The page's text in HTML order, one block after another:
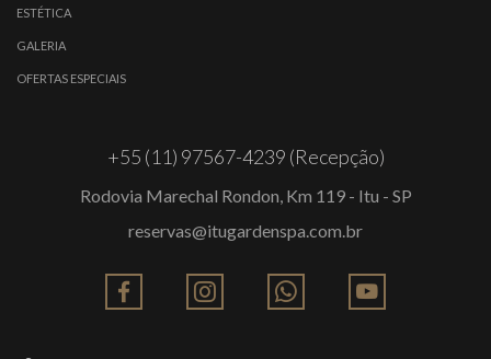
ESTÉTICA
GALERIA
OFERTAS ESPECIAIS
+55 (11) 97567-4239 (Recepção)
Rodovia Marechal Rondon, Km 119 - Itu - SP
reservas@itugardenspa.com.br